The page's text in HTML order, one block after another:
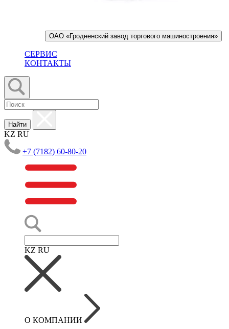
ОАО «Гродненский завод торгового машиностроения»
СЕРВИС
КОНТАКТЫ
Найти
KZ RU
+7 (7182) 60-80-20
KZ RU
О КОМПАНИИ